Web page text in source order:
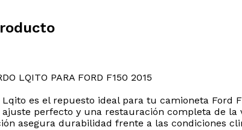
LQITO PARA FORD F150 2015
es el repuesto ideal para tu camioneta Ford
perfecto y una restauración completa de
asegura durabilidad frente a las condiciones